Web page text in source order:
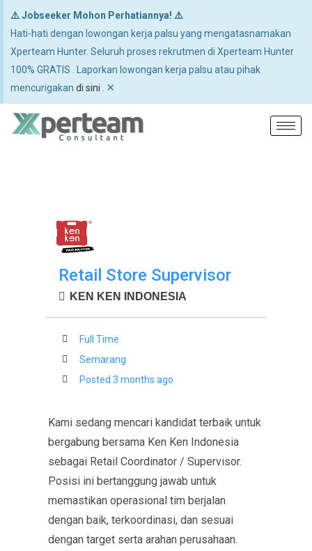
⚠️ Jobseeker Mohon Perhatiannya! ⚠️
Hati-hati dengan lowongan kerja palsu yang mengatasnamakan
Xperteam Hunter. Seluruh proses rekrutmen di Xperteam Hunter
100% GRATIS . Laporkan lowongan kerja palsu atau pihak
mencurigakan di sini ×
Retail Store Supervisor
KEN KEN INDONESIA
Full Time
Semarang
Posted 3 months ago
Kami sedang mencari kandidat terbaik untuk
bergabung bersama Ken Ken Indonesia
sebagai Retail Coordinator / Supervisor.
Posisi ini bertanggung jawab untuk
memastikan operasional tim berjalan
dengan baik, terkoordinasi, dan sesuai
dengan target serta arahan perusahaan.